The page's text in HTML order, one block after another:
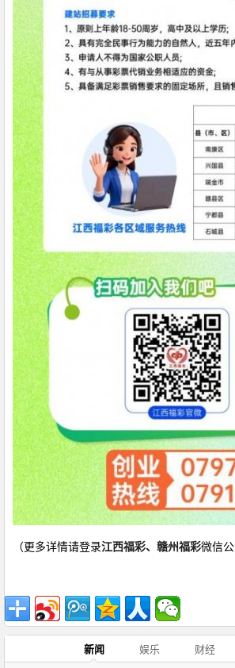
（更多详情请登录江西福彩、赣州福彩微信
新闻 娱乐 财经